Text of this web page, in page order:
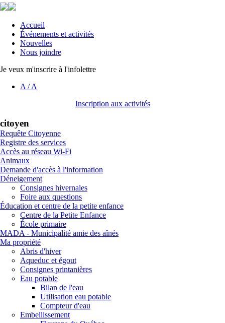
Accueil
Événements et activités
Nouvelles
Nous joindre
Je veux m'inscrire à l'infolettre
A /A
Inscription aux activités
citoyen
Requête Citoyenne
Registre des services
Accès au réseau Wi-Fi
Animaux
Demande d'accès à l'information
Déneigement
Consignes hivernales
Foire aux questions
Éducation et centre de la petite enfance
Centre de la Petite Enfance
École primaire
MADA - Municipalité amie des aînés
Ma propriété
Abris d'hiver
Aqueduc et égout
Consignes printanières
Eau potable
Bilan de l'eau
Utilisation eau potable
Compteur d'eau
Embellissement